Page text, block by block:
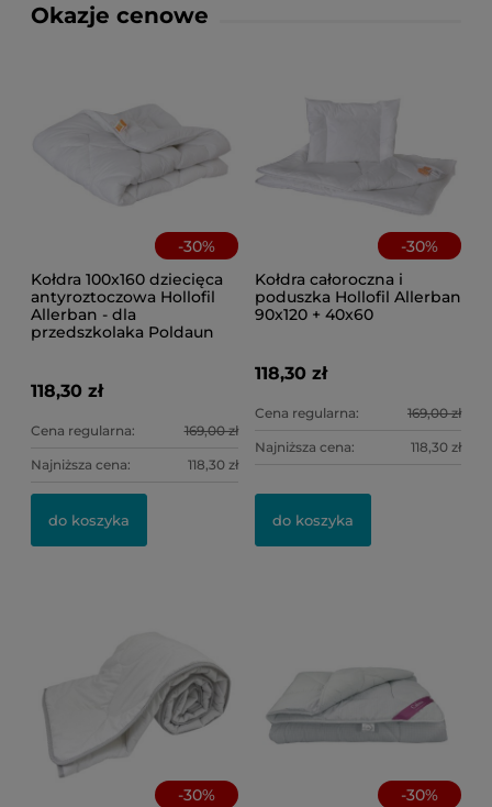
Okazje cenowe
-30%
Kołdra 100x160 dziecięca
antyroztoczowa Hollofil
Allerban - dla
przedszkolaka Poldaun
118,30 zł
Cena regularna: 169,00 zł
Najniższa cena: 118,30 zł
do koszyka
-30%
Kołdra całoroczna i
poduszka Hollofil Allerban
90x120 + 40x60
118,30 zł
Cena regularna: 169,00 zł
Najniższa cena: 118,30 zł
do koszyka
-30%
-30%